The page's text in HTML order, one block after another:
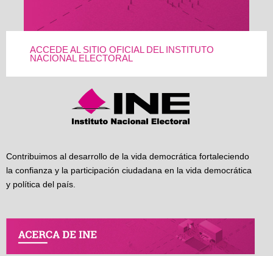
ACCEDE AL SITIO OFICIAL DEL INSTITUTO
NACIONAL ELECTORAL
Contribuimos al desarrollo de la vida democrática fortaleciendo
la confianza y la participación ciudadana en la vida democrática
y política del país.